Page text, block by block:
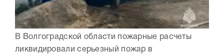
В Волгоградской области пожарные расчеты
ликвидировали серьезный пожар в